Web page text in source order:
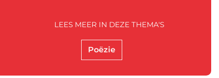
Poëzie
LEES MEER IN DEZE THEMA'S